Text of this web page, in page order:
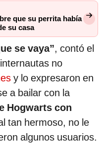
que su perrita había
su casa
se vaya”, contó el
no
y lo expresaron en
a bailar con la
Hogwarts con
tan hermoso, no le
algunos usuarios.